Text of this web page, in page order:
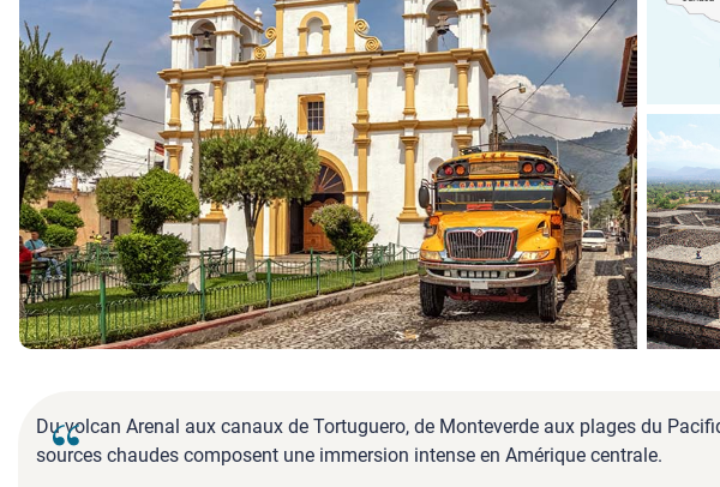
Du volcan Arenal aux canaux de Tortuguero, de Monteverde aux plages du
sources chaudes composent une immersion intense en Amérique centrale.